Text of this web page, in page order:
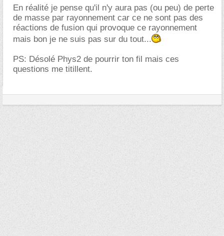
En réalité je pense qu'il n'y aura pas (ou peu) de perte
de masse par rayonnement car ce ne sont pas des
réactions de fusion qui provoque ce rayonnement
mais bon je ne suis pas sur du tout...
PS: Désolé Phys2 de pourrir ton fil mais ces
questions me titillent.